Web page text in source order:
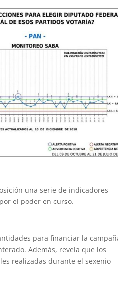
una serie de indicadores
el poder en curso.
para financiar la
Además, revela que los
realizadas durante el sexenio